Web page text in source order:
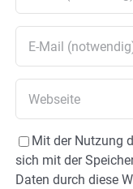
Mit der Nutzung
sich mit der
Daten durch diese